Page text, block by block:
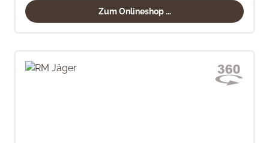
Zum Onlineshop ...